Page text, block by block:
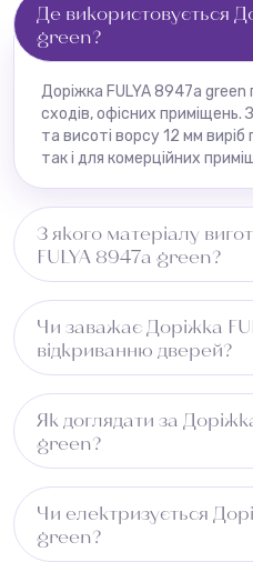
Де використовується
green?
Доріжка FULYA 8947a green
сходів, офісних приміщень.
та висоті ворсу 12 мм
так і для комерційних
З якого матеріалу
FULYA 8947a green?
забезпечує утримання
довговічність виробу.
Чи заважає Доріжка
відкриванню дверей?
встановленням.
Як доглядати за
green?
вологу та легко чиститься.
Чи електризується
green?